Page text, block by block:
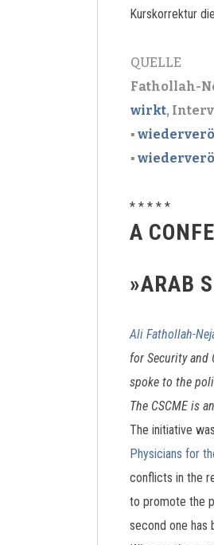
Kurskorrektur
QUELLE
Fathollah-
wirkt,
▪
▪
* * * * *
A
»ARAB
Ali Fathollah-
for Security and
spoke to the
The CSCME is
The initiative
Physicians for
conflicts in the
to promote the
second one has